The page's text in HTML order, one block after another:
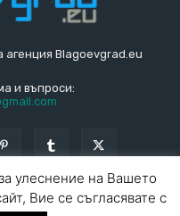
Blagoevgrad.eu
и въпроси:
улеснение на Вашето
Вие се съгласявате с